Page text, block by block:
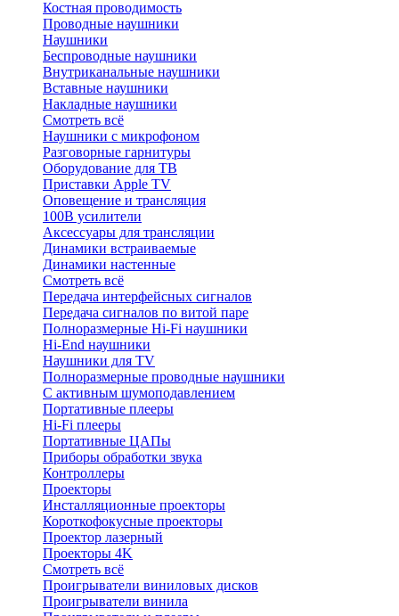
Костная проводимость
Проводные наушники
Наушники
Беспроводные наушники
Внутриканальные наушники
Вставные наушники
Накладные наушники
Смотреть всё
Наушники с микрофоном
Разговорные гарнитуры
Оборудование для ТВ
Приставки Apple TV
Оповещение и трансляция
100В усилители
Аксессуары для трансляции
Динамики встраиваемые
Динамики настенные
Смотреть всё
Передача интерфейсных сигналов
Передача сигналов по витой паре
Полноразмерные Hi-Fi наушники
Hi-End наушники
Наушники для TV
Полноразмерные проводные наушники
С активным шумоподавлением
Портативные плееры
Hi-Fi плееры
Портативные ЦАПы
Приборы обработки звука
Контроллеры
Проекторы
Инсталляционные проекторы
Короткофокусные проекторы
Проектор лазерный
Проекторы 4K
Смотреть всё
Проигрыватели виниловых дисков
Проигрыватели винила